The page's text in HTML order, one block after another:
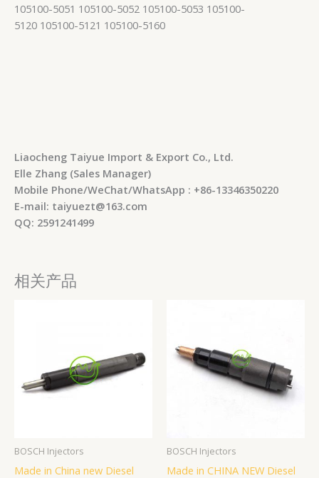
105100-5051 105100-5052 105100-5053 105100-
5120 105100-5121 105100-5160
Liaocheng Taiyue Import & Export Co., Ltd.
Elle Zhang (Sales Manager)
Mobile Phone/WeChat/WhatsApp : +86-13346350220
E-mail: taiyuezt@163.com
QQ: 2591241499
相关产品
BOSCH Injectors
Made in China new Diesel
BOSCH Injectors
Made in CHINA NEW Diesel